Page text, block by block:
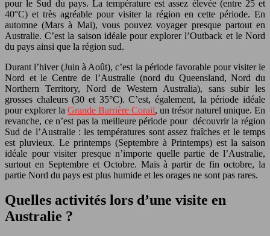
pour le Sud du pays. La température est assez élevée (entre 25 et
40°C) et très agréable pour visiter la région en cette période. En
automne (Mars à Mai), vous pouvez voyager presque partout en
Australie. C’est la saison idéale pour explorer l’Outback et le Nord
du pays ainsi que la région sud.
Durant l’hiver (Juin à Août), c’est la période favorable pour visiter le
Nord et le Centre de l’Australie (nord du Queensland, Nord du
Northern Territory, Nord de Western Australia), sans subir les
grosses chaleurs (30 et 35°C). C’est, également, la période idéale
pour explorer la Grande Barrière Corail, un trésor naturel unique. En
revanche, ce n’est pas la meilleure période pour découvrir la région
Sud de l’Australie : les températures sont assez fraîches et le temps
est pluvieux. Le printemps (Septembre à Printemps) est la saison
idéale pour visiter presque n’importe quelle partie de l’Australie,
surtout en Septembre et Octobre. Mais à partir de fin octobre, la
partie Nord du pays est plus humide et les orages ne sont pas rares.
Quelles activités lors d’une visite en
Australie ?